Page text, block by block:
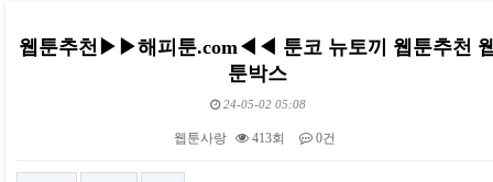
웹툰추천▶▶해피툰.com◀◀ 툰코 뉴토끼 웹툰추천
툰박스
24-05-02 05:08
웹툰사랑 413회 0건